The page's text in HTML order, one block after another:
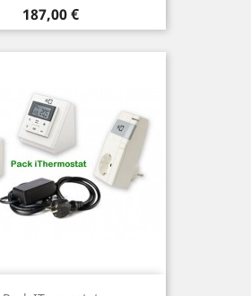
Precio
187,00 €